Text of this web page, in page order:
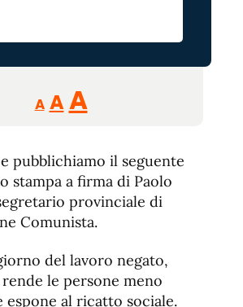
A
Reducir
tamaño
A Restablecer
de
fuente
AAumentar
de
fuente.
pubblichiamo il seguente
stampa a firma di Paolo
provinciale di
Comunista.
del lavoro negato,
le persone meno
espone al ricatto sociale.